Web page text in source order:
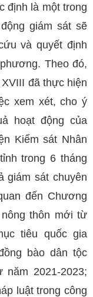
định là một trong
giám sát sẽ
và quyết định
Theo đó,
đã thực hiện
xem xét, cho ý
hoạt động của
Kiểm sát Nhân
trong 6 tháng
giám sát chuyên
đến Chương
thôn mới từ
tiêu quốc gia
bào dân tộc
2021-2023;
luật trong công